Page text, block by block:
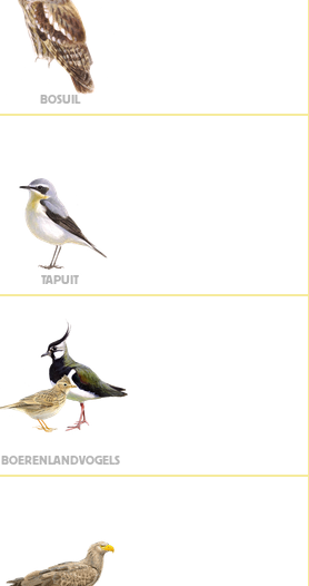
BOSUIL
TAPUIT
BOERENLANDVOGELS